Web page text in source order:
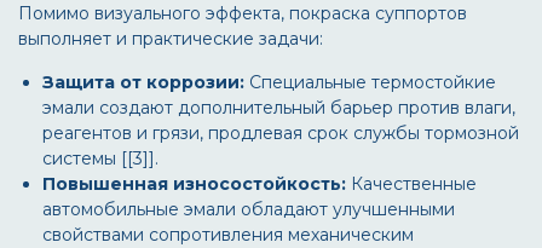
Помимо визуального эффекта, покраска суппортов
выполняет и практические задачи:
Защита от коррозии: Специальные термостойкие
эмали создают дополнительный барьер против влаги,
реагентов и грязи, продлевая срок службы тормозной
системы [[3]].
Повышенная износостойкость: Качественные
автомобильные эмали обладают улучшенными
свойствами сопротивления механическим